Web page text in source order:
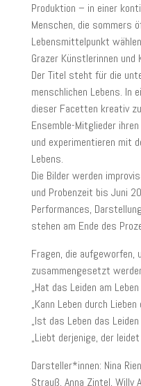
Produktion – in einer
Menschen, die sommers
Lebensmittelpunkt
Grazer Künstlerinnen und
Der Titel steht für die
menschlichen Lebens. In
dieser Facetten kreativ
Ensemble-Mitglieder
und experimentieren mit
Lebens.
Die Bilder werden
und Probenzeit bis Juni
Performances,
stehen am Ende des
Fragen, die aufgeworfen,
zusammengesetzt
„Hat das Leiden am
„Kann Leben durch
„Ist das Leben das Leiden
„Liebt derjenige, der
Darsteller*innen: Nina
Strauß, Anna Zintel, Willy